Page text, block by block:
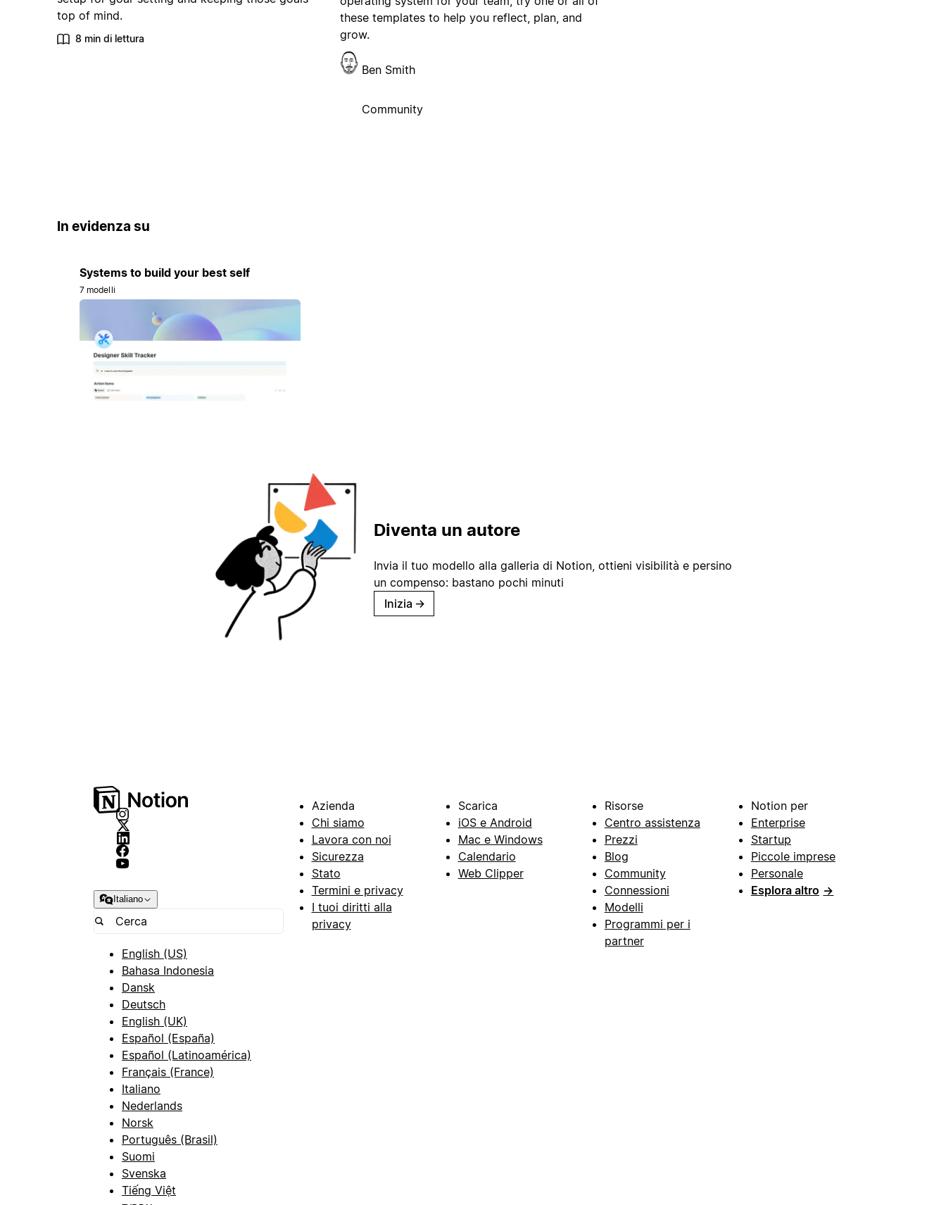
top of mind.
8 min di lettura
these templates to help you reflect, plan, and
grow.
Ben Smith
Community
In evidenza su
Systems to build your best self
7 modelli
Diventa un autore
Invia il tuo modello alla galleria di Notion, ottieni visibilità e persino
un compenso: bastano pochi minuti
Inizia →
Italiano
English (US)
Bahasa Indonesia
Dansk
Deutsch
English (UK)
Español (España)
Español (Latinoamérica)
Français (France)
Italiano
Nederlands
Norsk
Português (Brasil)
Suomi
Svenska
Tiếng Việt
Azienda
Chi siamo
Lavora con noi
Sicurezza
Stato
Termini e privacy
I tuoi diritti alla
privacy
Scarica
iOS e Android
Mac e Windows
Calendario
Web Clipper
Risorse
Centro assistenza
Prezzi
Blog
Community
Connessioni
Modelli
Programmi per i
partner
Notion per
Enterprise
Startup
Piccole imprese
Personale
Esplora altro →